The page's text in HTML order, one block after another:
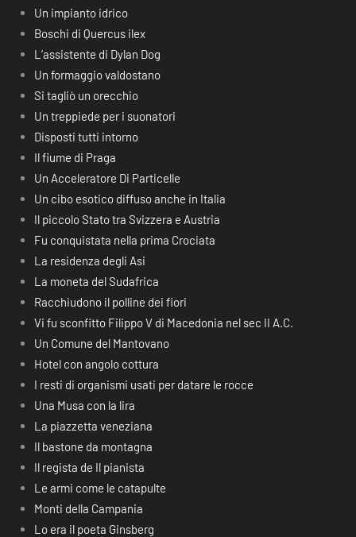
Un impianto idrico
Boschi di Quercus ilex
L’assistente di Dylan Dog
Un formaggio valdostano
Si tagliò un orecchio
Un treppiede per i suonatori
Disposti tutti intorno
Il fiume di Praga
Un Acceleratore Di Particelle
Un cibo esotico diffuso anche in Italia
Il piccolo Stato tra Svizzera e Austria
Fu conquistata nella prima Crociata
La residenza degli Asi
La moneta del Sudafrica
Racchiudono il polline dei fiori
Vi fu sconfitto Filippo V di Macedonia nel sec II A.C.
Un Comune del Mantovano
Hotel con angolo cottura
I resti di organismi usati per datare le rocce
Una Musa con la lira
La piazzetta veneziana
Il bastone da montagna
Il regista de Il pianista
Le armi come le catapulte
Monti della Campania
Lo era il poeta Ginsberg